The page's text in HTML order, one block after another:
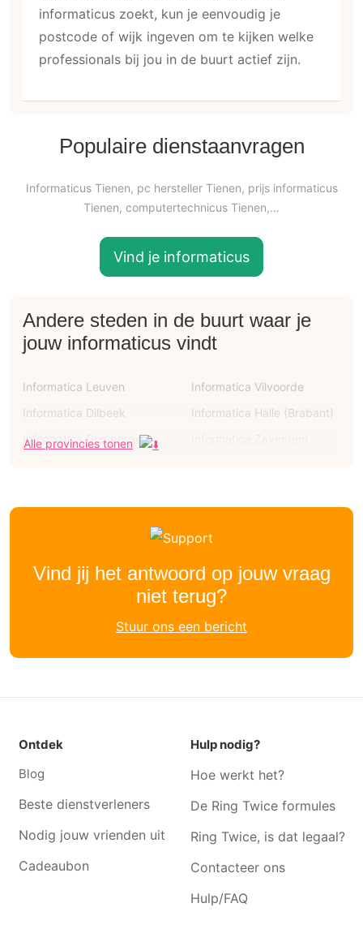
informaticus zoekt, kun je eenvoudig je
postcode of wijk ingeven om te kijken welke
professionals bij jou in de buurt actief zijn.
Populaire dienstaanvragen
Informaticus Tienen, pc hersteller Tienen, prijs informaticus
Tienen, computertechnicus Tienen,…
Vind je informaticus
Andere steden in de buurt waar je
jouw informaticus vindt
Informatica Leuven
Informatica Vilvoorde
Informatica Dilbeek
Informatica Halle (Brabant)
Informatica Grimbergen
Informatica Aarschot
Informaticus Hoegaarden
Informaticus Glabbeek
Informaticus Landen
Informaticus Lubbeek
Informaticus Blanden
Informaticus Geetbets
Informaticus Kessel lo
Informaticus Holsbeek
Alle provincies tonen
Vind jij het antwoord op jouw vraag
niet terug?
Stuur ons een bericht
Ontdek
Blog
Beste dienstverleners
Nodig jouw vrienden uit
Cadeaubon
Hulp nodig?
Hoe werkt het?
De Ring Twice formules
Ring Twice, is dat legaal?
Contacteer ons
Hulp/FAQ